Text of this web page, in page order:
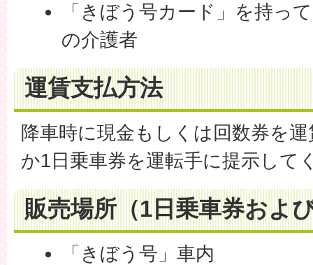
「きぼう号カード」を持っ
の介護者
運賃支払方法
降車時に現金もしくは回数券を
か1日乗車券を運転手に提示して
販売場所（1日乗車券およ
「きぼう号」車内